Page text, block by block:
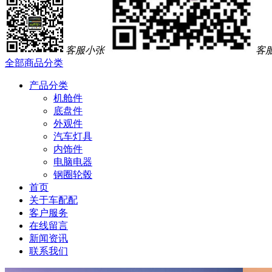
客服小张
客
全部商品分类
产品分类
机舱件
底盘件
外观件
汽车灯具
内饰件
电脑电器
钢圈轮毂
首页
关于车配配
客户服务
在线留言
新闻资讯
联系我们